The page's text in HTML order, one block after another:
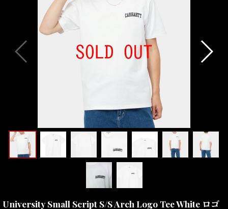
University Small Script S/S Arch Logo Tee White ロゴ